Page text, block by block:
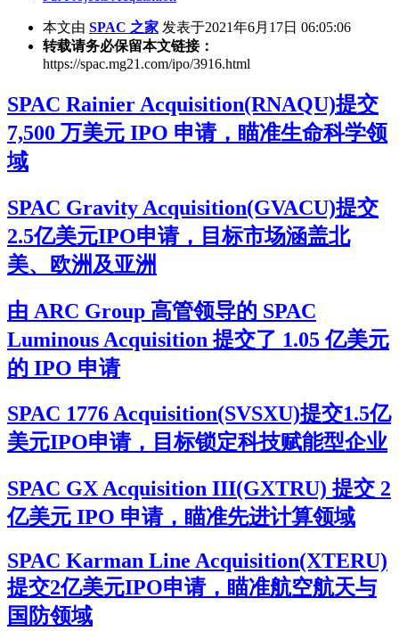
本文由 SPAC 之家 发表于2021年6月17日 06:05:06
转载请务必保留本文链接：
https://spac.mg21.com/ipo/3916.html
SPAC Rainier Acquisition(RNAQU)提交
7,500 万美元 IPO 申请，瞄准生命科学领
域
SPAC Gravity Acquisition(GVACU)提交
2.5亿美元IPO申请，目标市场涵盖北
美、欧洲及亚洲
由 ARC Group 高管领导的 SPAC
Luminous Acquisition 提交了 1.05 亿美元
的 IPO 申请
SPAC 1776 Acquisition(SVSXU)提交1.5亿
美元IPO申请，目标锁定科技赋能型企业
SPAC GX Acquisition III(GXTRU) 提交 2
亿美元 IPO 申请，瞄准先进计算领域
SPAC Karman Line Acquisition(XTERU)
提交2亿美元IPO申请，瞄准航空航天与
国防领域